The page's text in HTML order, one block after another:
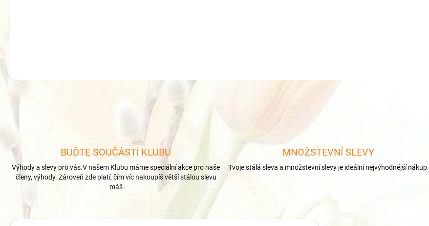
BUĎTE SOUČÁSTÍ KLUBU
Výhody a slevy pro vás.V našem Klubu máme speciální akce pro naše
členy, výhody. Zároveň zde platí, čím víc nakoupíš větší stálou slevu
máš
MNOŽSTEVNÍ SLEVY
Tvoje stálá sleva a množstevní slevy je ideální nejvýhodnější nákup.